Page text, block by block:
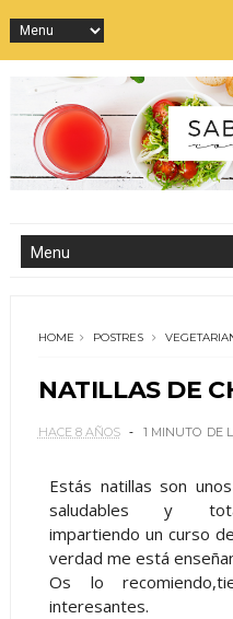
HOME POSTRES
NATILLAS DE
HACE 8 AÑOS 1 MINUTO DE
Estás natillas son
saludables y
impartiendo un curso
verdad me está
Os lo
interesantes.